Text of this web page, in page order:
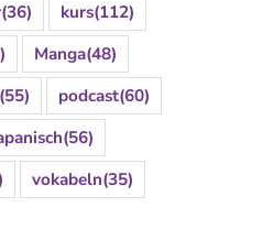
(36) kurs(112)
Manga(48)
(55) podcast(60)
(56)
vokabeln(35)